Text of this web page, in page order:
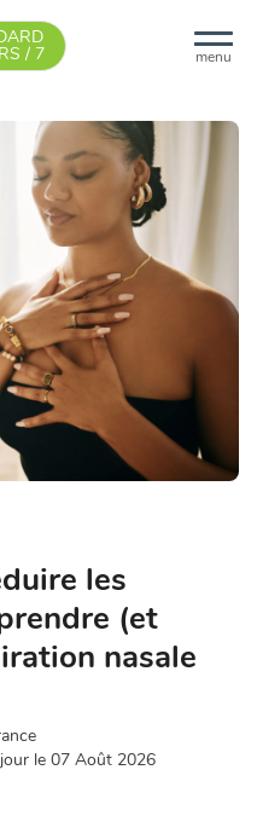
menu
/ 7
les
(et
nasale
le 07 Août 2026